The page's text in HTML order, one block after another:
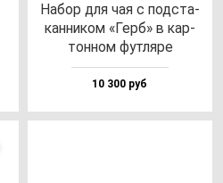
Набор для чая с под­ста­
кан­ни­ком «Герб» в кар­
тон­ном фут­ля­ре
10 300 руб